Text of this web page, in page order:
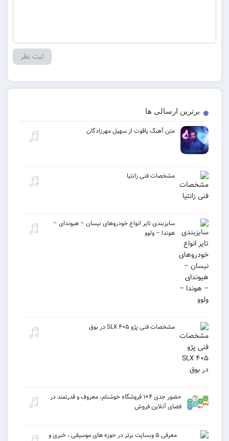
ارسالی ها
متن آهنگ یاقوت از سهیل مهرزادگان
مشخصات فنی زانتیا
سایزبندی تایر انواع خودروهای نیسان – هیوندای –
هوندا – ولوو
مشخصات فنی پژو ۴۰۵ SLX در بوق
حضور جدی ۴+۱ فروشگاه خوشنام، معروف و قدرتمند در
فضای آنلاین فروش
معرفی ۵ وبسایت برتر در حوزه های موسیقی ، خبری و